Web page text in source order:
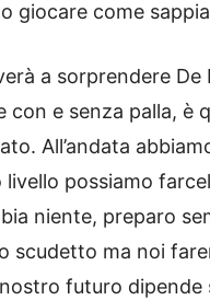
giocare come
a sorprendere De
con e senza palla, è
All’andata
livello possiamo
niente, preparo
scudetto ma noi
futuro